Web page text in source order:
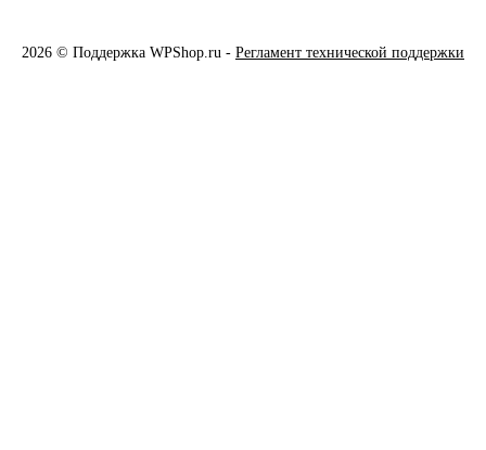
2026 © Поддержка WPShop.ru - Регламент технической поддержки